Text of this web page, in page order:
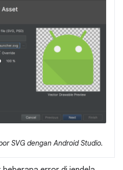
SVG dengan Android Studio.